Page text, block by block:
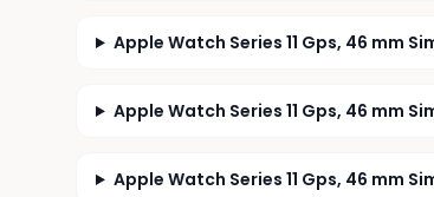
Apple Watch Series 11 Gps, 46 mm
Apple Watch Series 11 Gps, 46 mm
Apple Watch Series 11 Gps, 46 mm